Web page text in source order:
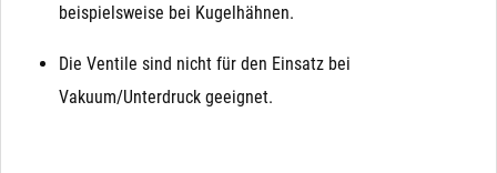
beispielsweise bei Kugelhähnen.
Die Ventile sind nicht für den Einsatz bei
Vakuum/Unterdruck geeignet.